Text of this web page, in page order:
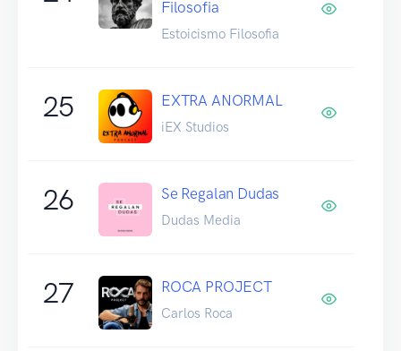
Filosofia
Estoicismo Filosofia
25 EXTRA ANORMAL
iEX Studios
26 Se Regalan Dudas
Dudas Media
27 ROCA PROJECT
Carlos Roca